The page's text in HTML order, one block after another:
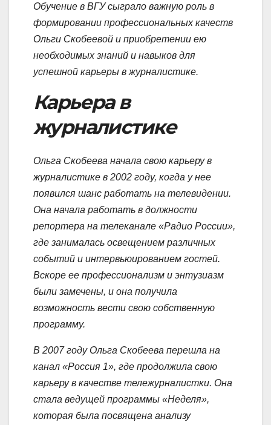
Обучение в ВГУ сыграло важную роль в
формировании профессиональных качеств
Ольги Скобеевой и приобретении ею
необходимых знаний и навыков для
успешной карьеры в журналистике.
Карьера в
журналистике
Ольга Скобеева начала свою карьеру в
журналистике в 2002 году, когда у нее
появился шанс работать на телевидении.
Она начала работать в должности
репортера на телеканале «Радио России»,
где занималась освещением различных
событий и интервьюированием гостей.
Вскоре ее профессионализм и энтузиазм
были замечены, и она получила
возможность вести свою собственную
программу.
В 2007 году Ольга Скобеева перешла на
канал «Россия 1», где продолжила свою
карьеру в качестве тележурналистки. Она
стала ведущей программы «Неделя»,
которая была посвящена анализу